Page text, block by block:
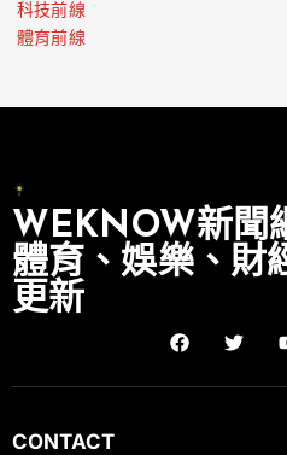
科技前線
體育前線
WEKNOW新聞
體育、娛樂、財
更新
CONTACT